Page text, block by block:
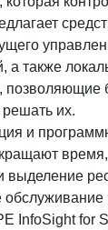
а также
позволяющие
их.
и
выделение
InfoSight for